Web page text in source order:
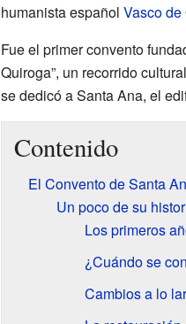
humanista español Vasco
Fue el primer convento
Quiroga”, un recorrido
se dedicó a Santa Ana, el
Contenido
El Convento de Santa
Un poco de su
Los primeros
¿Cuándo se
Cambios a lo